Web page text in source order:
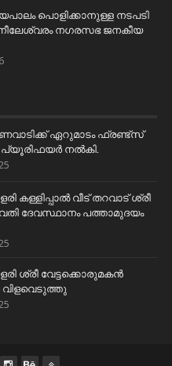
പൊളിക്കാനുള്ള നടപടി
നഗരസഭ ജനകീയ
ഏറുമാടം ഫ്രണ്ട്സ്
പ്യൂരിഫയർ നൽകി.
കള്ളിപ്പാൽ വീട് തറവാട് ശ്രീ
ദേവസ്ഥാനം പത്താമുദയം
ശ്രീ വേട്ടക്കൊരുമകൻ